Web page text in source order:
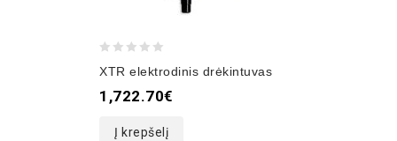
of
XTR elektrodinis drėkintuvas
1,722.70€
Į krepšelį